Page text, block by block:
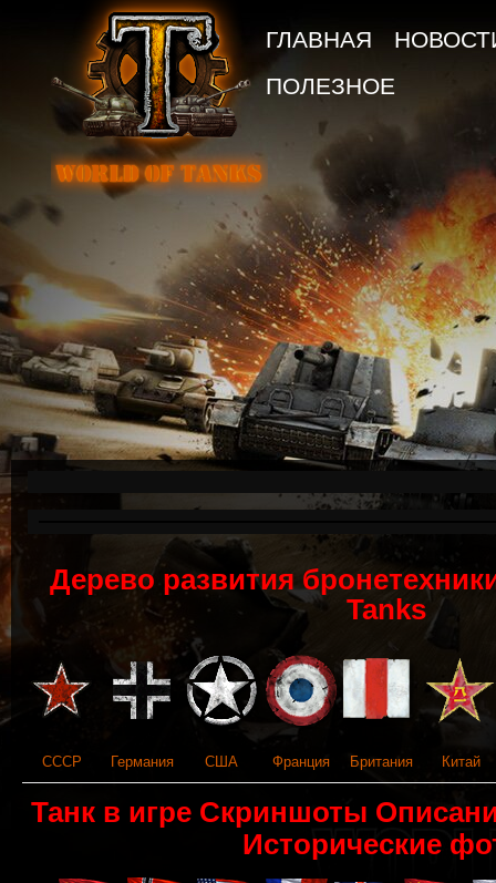
ГЛАВНАЯ
ПОЛЕЗНОЕ
Дерево развития
Tanks
СССР Германия США Франция Британия Китай
Танк в игре Скриншоты
Исторические